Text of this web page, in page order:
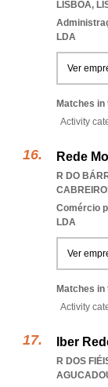
LISBOA,
LDA
Ver
Matches
Activity
Rede
R DO
Comércio
LDA
Ver
Matches
Activity
Iber
R DOS